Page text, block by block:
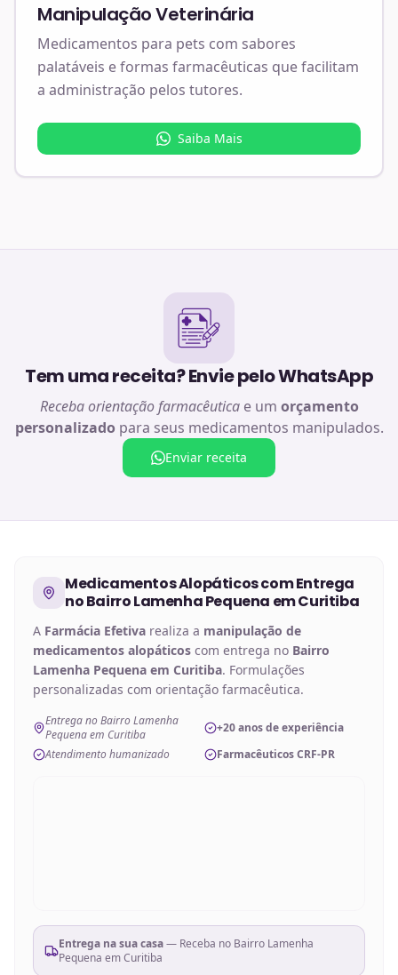
Manipulação Veterinária
Medicamentos para pets com sabores
palatáveis e formas farmacêuticas que facilitam
a administração pelos tutores.
Saiba Mais
Tem uma receita? Envie pelo WhatsApp
Receba orientação farmacêuticae um orçamento
personalizado para seus medicamentos manipulados.
Enviar receita
Medicamentos Alopáticoscom Entrega
noBairro Lamenha Pequena em Curitiba
A Farmácia Efetiva realiza a manipulação de
medicamentos alopáticos com entrega no Bairro
Lamenha Pequena em Curitiba. Formulações
personalizadas com orientação farmacêutica.
Entrega no Bairro Lamenha
Pequena em Curitiba
+20 anos de experiência
Atendimento humanizado
Farmacêuticos CRF-PR
Entrega na sua casa— Receba no Bairro Lamenha
Pequena em Curitiba